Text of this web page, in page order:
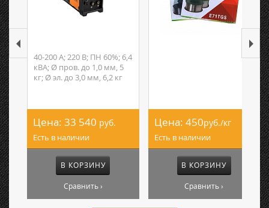
40-200 А; 220 В; ПН 60%; 6,4
кВА; Ø пров. до 1,0 мм, 5
кг; Ø эл. до 3,0 мм, 6,2 кг
Цена: 33 540 руб.
Есть в наличии
В КОРЗИНУ
Сравнить ›
Цена: 450руб./кг
Есть в наличии
В КОРЗИНУ
Сравнить ›